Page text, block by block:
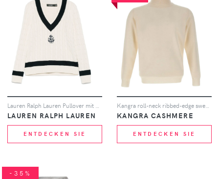
LAUREN RALPH LAUREN
ENTDECKEN SIE
KANGRA CASHMERE
ENTDECKEN SIE
-35%